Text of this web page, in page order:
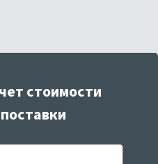
стоимости